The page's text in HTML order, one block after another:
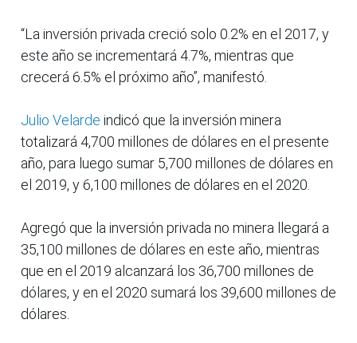
“La inversión privada creció solo 0.2% en el 2017, y
este año se incrementará 4.7%, mientras que
crecerá 6.5% el próximo año”, manifestó.
Julio Velarde indicó que la inversión minera
totalizará 4,700 millones de dólares en el presente
año, para luego sumar 5,700 millones de dólares en
el 2019, y 6,100 millones de dólares en el 2020.
Agregó que la inversión privada no minera llegará a
35,100 millones de dólares en este año, mientras
que en el 2019 alcanzará los 36,700 millones de
dólares, y en el 2020 sumará los 39,600 millones de
dólares.